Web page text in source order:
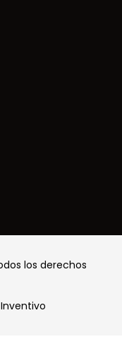
los derechos
Inventivo